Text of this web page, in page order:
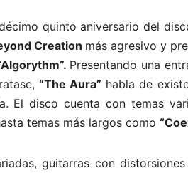
quinto aniversario del
Creation más agresivo y
Presentando una
“The Aura” habla de
El disco cuentacon temas
temas más largos como
guitarras con